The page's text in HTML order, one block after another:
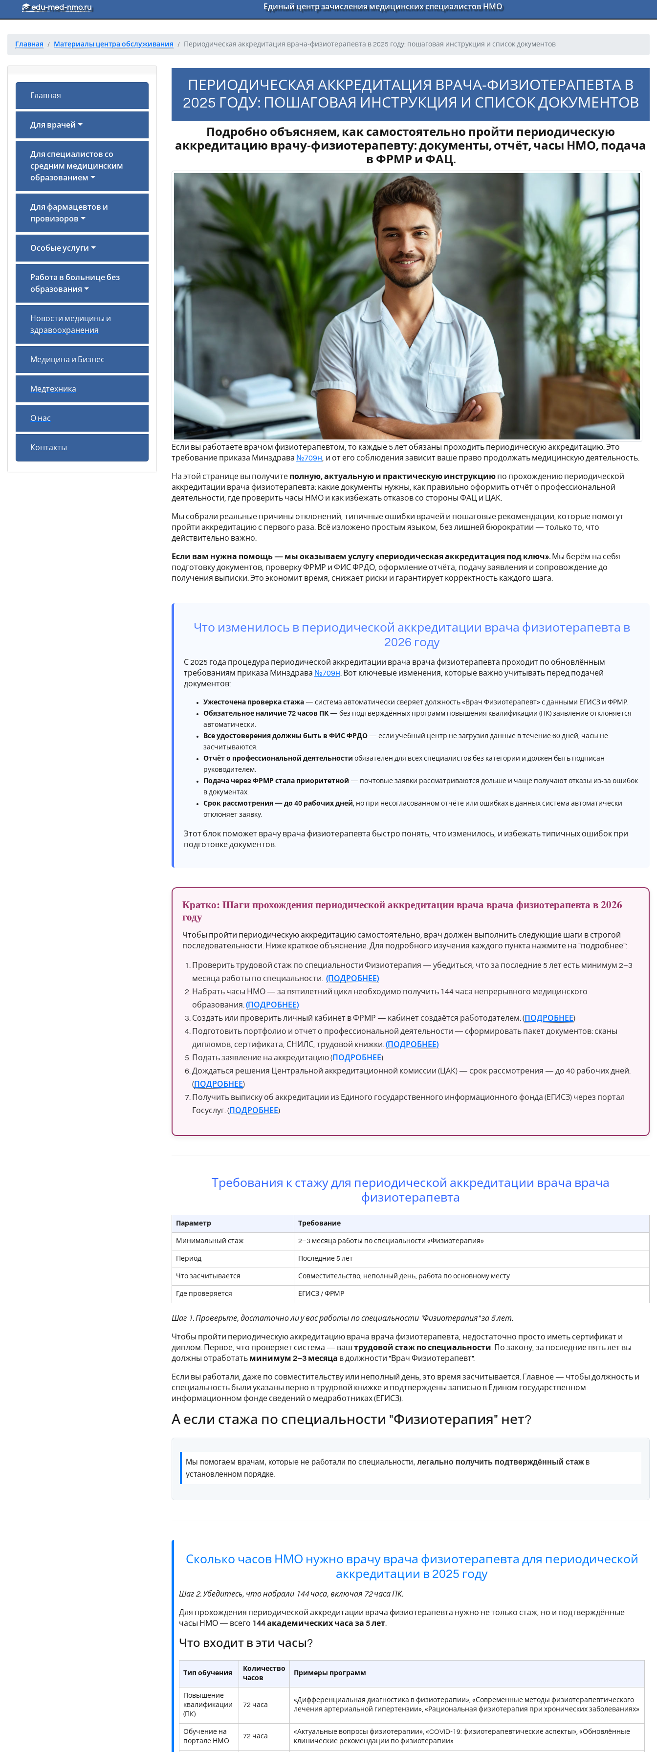
Перейти к основному тексту
edu-med-nmo.ru Единый центр зачисления медицинских специалистов НМО
Главная Материалы центра обслуживания Периодическая аккредитация врача‑физиотерапевта в 2025 году: пошаговая инструкция и список документов
Главная
Для врачей
Для специалистов со
средним медицинским
образованием
Для фармацевтов и
провизоров
Особые услуги
Работа в больнице без
образования
Новости медицины и
здравоохранения
Медицина и Бизнес
Медтехника
О нас
Контакты
ПЕРИОДИЧЕСКАЯ АККРЕДИТАЦИЯ ВРАЧА‑ФИЗИОТЕРАПЕВТА В
2025 ГОДУ: ПОШАГОВАЯ ИНСТРУКЦИЯ И СПИСОК ДОКУМЕНТОВ
Подробно объясняем, как самостоятельно пройти периодическую
аккредитацию врачу‑физиотерапевту: документы, отчёт, часы НМО, подача
в ФРМР и ФАЦ.
Если вы работаете врачом физиотерапевтом, то каждые 5 лет обязаны проходить периодическую аккредитацию. Это
требование приказа Минздрава №709н , и от его соблюдения зависит ваше право продолжать медицинскую деятельность.
На этой странице вы получите полную, актуальную и практическую инструкцию по прохождению периодической
аккредитации врача физиотерапевта: какие документы нужны, как правильно оформить отчёт о профессиональной
деятельности, где проверить часы НМО и как избежать отказов со стороны ФАЦ и ЦАК.
Мы собрали реальные причины отклонений, типичные ошибки врачей и пошаговые рекомендации, которые помогут
пройти аккредитацию с первого раза. Всё изложено простым языком, без лишней бюрократии — только то, что
действительно важно.
Если вам нужна помощь — мы оказываем услугу «периодическая аккредитация под ключ». Мы берём на себя
подготовку документов, проверку ФРМР и ФИС ФРДО, оформление отчёта, подачу заявления и сопровождение до
получения выписки. Это экономит время, снижает риски и гарантирует корректность каждого шага.
Что изменилось в периодической аккредитации врача физиотерапевта в
2026 году
С 2025 года процедура периодической аккредитации врача врача физиотерапевта проходит по обновлённым
требованиям приказа Минздрава №709н . Вот ключевые изменения, которые важно учитывать перед подачей
документов:
Ужесточена проверка стажа — система автоматически сверяет должность «Врач Физиотерапевт» с данными ЕГИСЗ и ФРМР.
Обязательное наличие 72 часов ПК — без подтверждённых программ повышения квалификации (ПК) заявление отклоняется
автоматически.
Все удостоверения должны быть в ФИС ФРДО — если учебный центр не загрузил данные в течение 60 дней, часы не
засчитываются.
Отчёт о профессиональной деятельности обязателен для всех специалистов без категории и должен быть подписан
руководителем.
Подача через ФРМР стала приоритетной — почтовые заявки рассматриваются дольше и чаще получают отказы из‑за ошибок
в документах.
Срок рассмотрения — до 40 рабочих дней , но при несогласованном отчёте или ошибках в данных система автоматически
отклоняет заявку.
Этот блок поможет врачу врача физиотерапевта быстро понять, что изменилось, и избежать типичных ошибок при
подготовке документов.
Кратко: Шаги прохождения периодической аккредитации врача врача физиотерапевта в 2026
году
Чтобы пройти периодическую аккредитацию самостоятельно, врач должен выполнить следующие шаги в строгой
последовательности. Ниже краткое объяснение. Для подробного изучения каждого пункта нажмите на "подробнее":
Проверить трудовой стаж по специальности Физиотерапия — убедиться, что за последние 5 лет есть минимум 2–3
месяца работы по специальности. (ПОДРОБНЕЕ)
Набрать часы НМО — за пятилетний цикл необходимо получить 144 часа непрерывного медицинского
образования. (ПОДРОБНЕЕ)
Создать или проверить личный кабинет в ФРМР — кабинет создаётся работодателем. (ПОДРОБНЕЕ)
Подготовить портфолио и отчет о профессиональной деятельности — сформировать пакет документов: сканы
дипломов, сертификата, СНИЛС, трудовой книжки. (ПОДРОБНЕЕ)
Подать заявление на аккредитацию (ПОДРОБНЕЕ)
Дождаться решения Центральной аккредитационной комиссии (ЦАК) — срок рассмотрения — до 40 рабочих дней.
(ПОДРОБНЕЕ)
Получить выписку об аккредитации из Единого государственного информационного фонда (ЕГИСЗ) через портал
Госуслуг. (ПОДРОБНЕЕ)
Требования к стажу для периодической аккредитации врача врача
физиотерапевта
Параметр Требование
Минимальный стаж 2–3 месяца работы по специальности «Физиотерапия»
Период Последние 5 лет
Что засчитывается Совместительство, неполный день, работа по основному месту
Где проверяется ЕГИСЗ / ФРМР
Шаг 1. Проверьте, достаточно ли у вас работы по специальности "Физиотерапия" за 5 лет.
Чтобы пройти периодическую аккредитацию врача врача физиотерапевта, недостаточно просто иметь сертификат и
диплом. Первое, что проверяет система — ваш трудовой стаж по специальности . По закону, за последние пять лет вы
должны отработать минимум 2–3 месяца в должности "Врач Физиотерапевт".
Если вы работали, даже по совместительству или неполный день, это время засчитывается. Главное — чтобы должность и
специальность были указаны верно в трудовой книжке и подтверждены записью в Едином государственном
информационном фонде сведений о медработниках (ЕГИСЗ).
А если стажа по специальности "Физиотерапия" нет?
Мы помогаем врачам, которые не работали по специальности, легально получить подтверждённый стажв
установленном порядке.
Сколько часов НМО нужно врачу врача физиотерапевта для периодической
аккредитации в 2025 году
Шаг 2. Убедитесь, что набрали 144 часа, включая 72 часа ПК.
Для прохождения периодической аккредитации врача физиотерапевта нужно не только стаж, но и подтверждённые
часы НМО — всего 144 академических часа за 5 лет
Что входит в эти часы?
Тип обучения
Количество
часов
Примеры программ
Повышение
квалификации
(ПК)
72 часа
«Дифференциальная диагностика в физиотерапии», «Современные методы физиотерапевтического
лечения артериальной гипертензии», «Рациональная физиотерапия при хронических заболеваниях»
Обучение на
портале НМО
72 часа
«Актуальные вопросы физиотерапии», «COVID-19: физиотерапевтические аспекты», «Обновлённые
клинические рекомендации по физиотерапии»